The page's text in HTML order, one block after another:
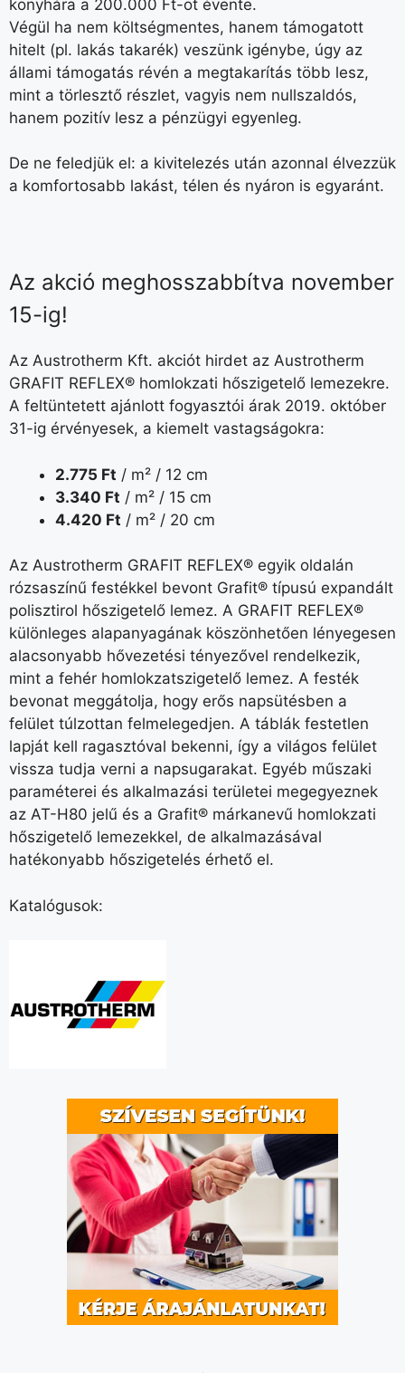
konyhára a 200.000 Ft-ot évente.
Végül ha nem költségmentes, hanem támogatott
hitelt (pl. lakás takarék) veszünk igénybe, úgy az
állami támogatás révén a megtakarítás több lesz,
mint a törlesztő részlet, vagyis nem nullszaldós,
hanem pozitív lesz a pénzügyi egyenleg.
De ne feledjük el: a kivitelezés után azonnal élvezzük
a komfortosabb lakást, télen és nyáron is egyaránt.
Az akció meghosszabbítva november
15-ig!
Az Austrotherm Kft. akciót hirdet az Austrotherm
GRAFIT REFLEX® homlokzati hőszigetelő lemezekre.
A feltüntetett ajánlott fogyasztói árak 2019. október
31-ig érvényesek, a kiemelt vastagságokra:
2.775 Ft / m² / 12 cm
3.340 Ft / m² / 15 cm
4.420 Ft / m² / 20 cm
Az Austrotherm GRAFIT REFLEX® egyik oldalán
rózsaszínű festékkel bevont Grafit® típusú expandált
polisztirol hőszigetelő lemez. A GRAFIT REFLEX®
különleges alapanyagának köszönhetően lényegesen
alacsonyabb hővezetési tényezővel rendelkezik,
mint a fehér homlokzatszigetelő lemez. A festék
bevonat meggátolja, hogy erős napsütésben a
felület túlzottan felmelegedjen. A táblák festetlen
lapját kell ragasztóval bekenni, így a világos felület
vissza tudja verni a napsugarakat. Egyéb műszaki
paraméterei és alkalmazási területei megegyeznek
az AT-H80 jelű és a Grafit® márkanevű homlokzati
hőszigetelő lemezekkel, de alkalmazásával
hatékonyabb hőszigetelés érhető el.
Katalógusok: